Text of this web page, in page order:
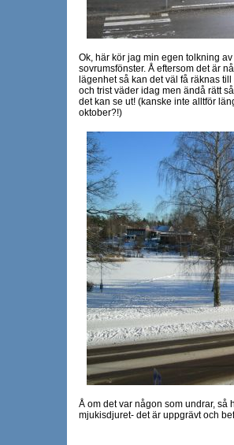
Ok, här kör jag min egen tolkning
sovrumsfönster. Å eftersom det är
lägenhet så kan det väl få räknas
och trist väder idag men ändå rätt
det kan se ut! (kanske inte alltför
oktober?!)
Å om det var någon som undrar, så
mjukisdjuret- det är uppgrävt och